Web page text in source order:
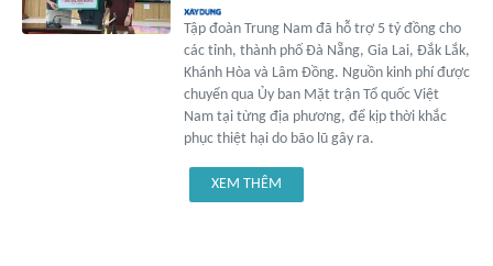
Tập đoàn Trung Nam đã hỗ trợ 5 tỷ đồng cho
các tỉnh, thành phố Đà Nẵng, Gia Lai, Đắk Lắk,
Khánh Hòa và Lâm Đồng. Nguồn kinh phí được
chuyển qua Ủy ban Mặt trận Tổ quốc Việt
Nam tại từng địa phương, để kịp thời khắc
phục thiệt hại do bão lũ gây ra.
XEM THÊM